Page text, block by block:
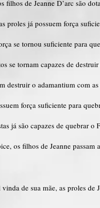
filhos de Jeanne D’arc são
proles já possuem força
se tornou suficiente para
se tornam capazes de
destruir o adamantium com as
força suficiente para
já são capazes de quebrar o
os filhos de Jeanne passam
de sua mãe, as proles